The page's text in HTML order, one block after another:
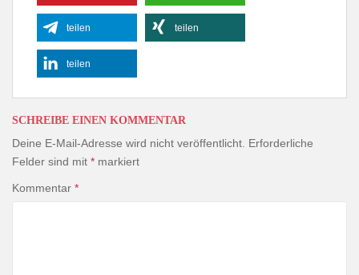
teilen teilen
teilen
SCHREIBE EINEN KOMMENTAR
Deine E-Mail-Adresse wird nicht veröffentlicht. Erforderliche
Felder sind mit * markiert
Kommentar *